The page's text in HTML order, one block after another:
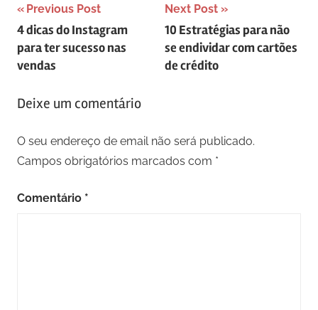
Navegação
de
artigos
Previous Post
4 dicas do Instagram
para ter sucesso nas
vendas
Next Post
10 Estratégias para não
se endividar com cartões
de crédito
Deixe um comentário
O seu endereço de email não será publicado.
Campos obrigatórios marcados com *
Comentário *